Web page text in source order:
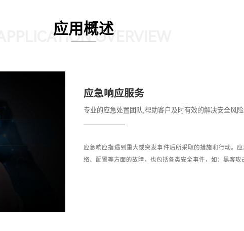
应用概述
APPLICATION OVERVIEW
应急响应服务
专业的应急处置团队,帮助客户及时有效的解决安全风险
应急响应指遇到重大或突发事件后所采取的措施和行动。
络、配置等方面的故障，也包括各类安全事件，如：黑客攻